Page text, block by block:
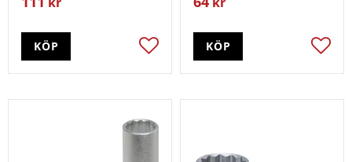
Lägg till i favoriter
KÖP KÖP